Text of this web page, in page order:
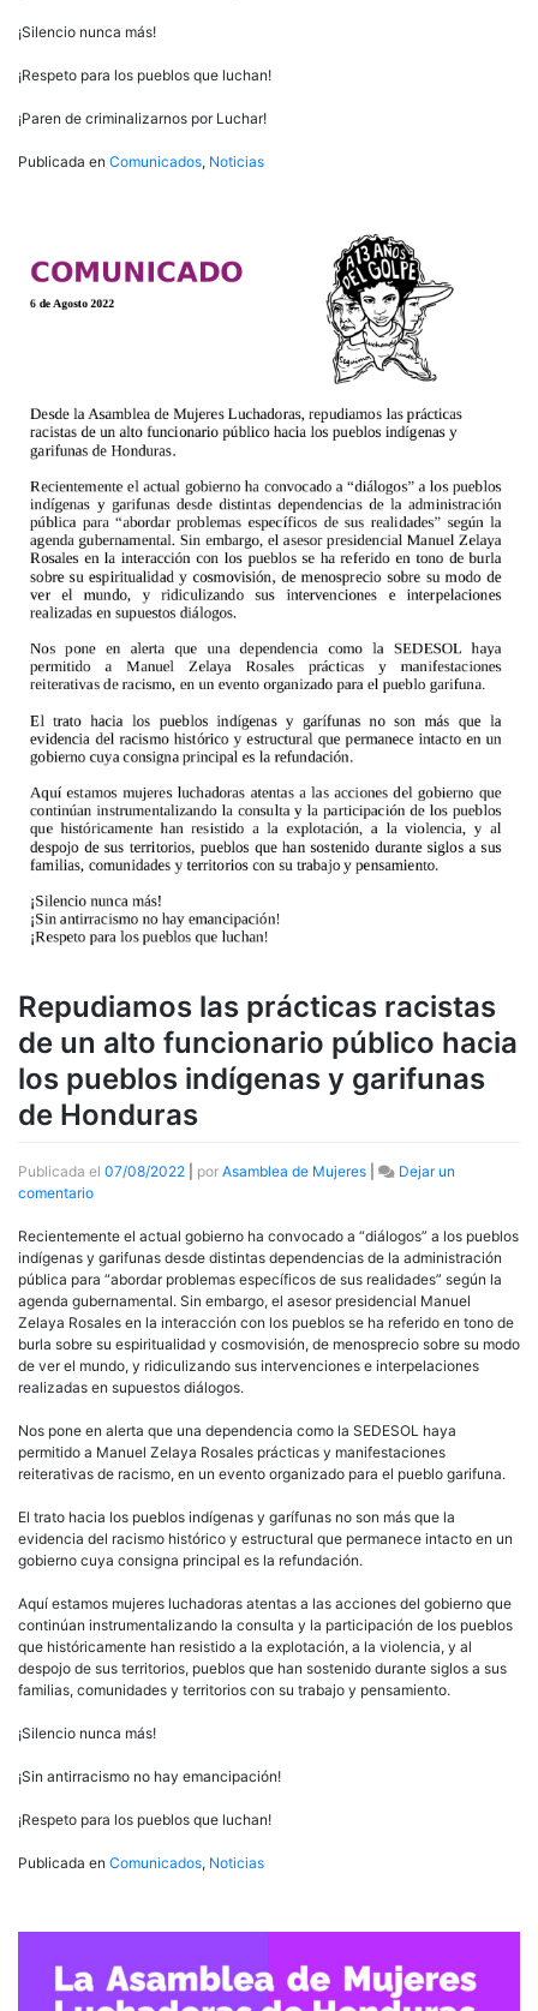
¡Silencio nunca más!
¡Respeto para los pueblos que luchan!
¡Paren de criminalizarnos por Luchar!
Publicada en Comunicados, Noticias
Repudiamos las prácticas racistas
de un alto funcionario público hacia
los pueblos indígenas y garifunas
de Honduras
Publicada el 07/08/2022 por Asamblea de Mujeres
Dejar un
comentarioen
las
prácticas
racistas
de
un
alto
funcionario
público
los
pueblos
indígenas
garifunas
de
Honduras
Recientemente el actual gobierno ha convocado a “diálogos” a los pueblos
indígenas y garifunas desde distintas dependencias de la administración
pública para “abordar problemas específicos de sus realidades” según la
agenda gubernamental. Sin embargo, el asesor presidencial Manuel
Zelaya Rosales en la interacción con los pueblos se ha referido en tono de
burla sobre su espiritualidad y cosmovisión, de menosprecio sobre su modo
de ver el mundo, y ridiculizando sus intervenciones e interpelaciones
realizadas en supuestos diálogos.
Nos pone en alerta que una dependencia como la SEDESOL haya
permitido a Manuel Zelaya Rosales prácticas y manifestaciones
reiterativas de racismo, en un evento organizado para el pueblo garifuna.
El trato hacia los pueblos indígenas y garífunas no son más que la
evidencia del racismo histórico y estructural que permanece intacto en un
gobierno cuya consigna principal es la refundación.
Aquí estamos mujeres luchadoras atentas a las acciones del gobierno que
continúan instrumentalizando la consulta y la participación de los pueblos
que históricamente han resistido a la explotación, a la violencia, y al
despojo de sus territorios, pueblos que han sostenido durante siglos a sus
familias, comunidades y territorios con su trabajo y pensamiento.
¡Silencio nunca más!
¡Sin antirracismo no hay emancipación!
¡Respeto para los pueblos que luchan!
Publicada en Comunicados, Noticias